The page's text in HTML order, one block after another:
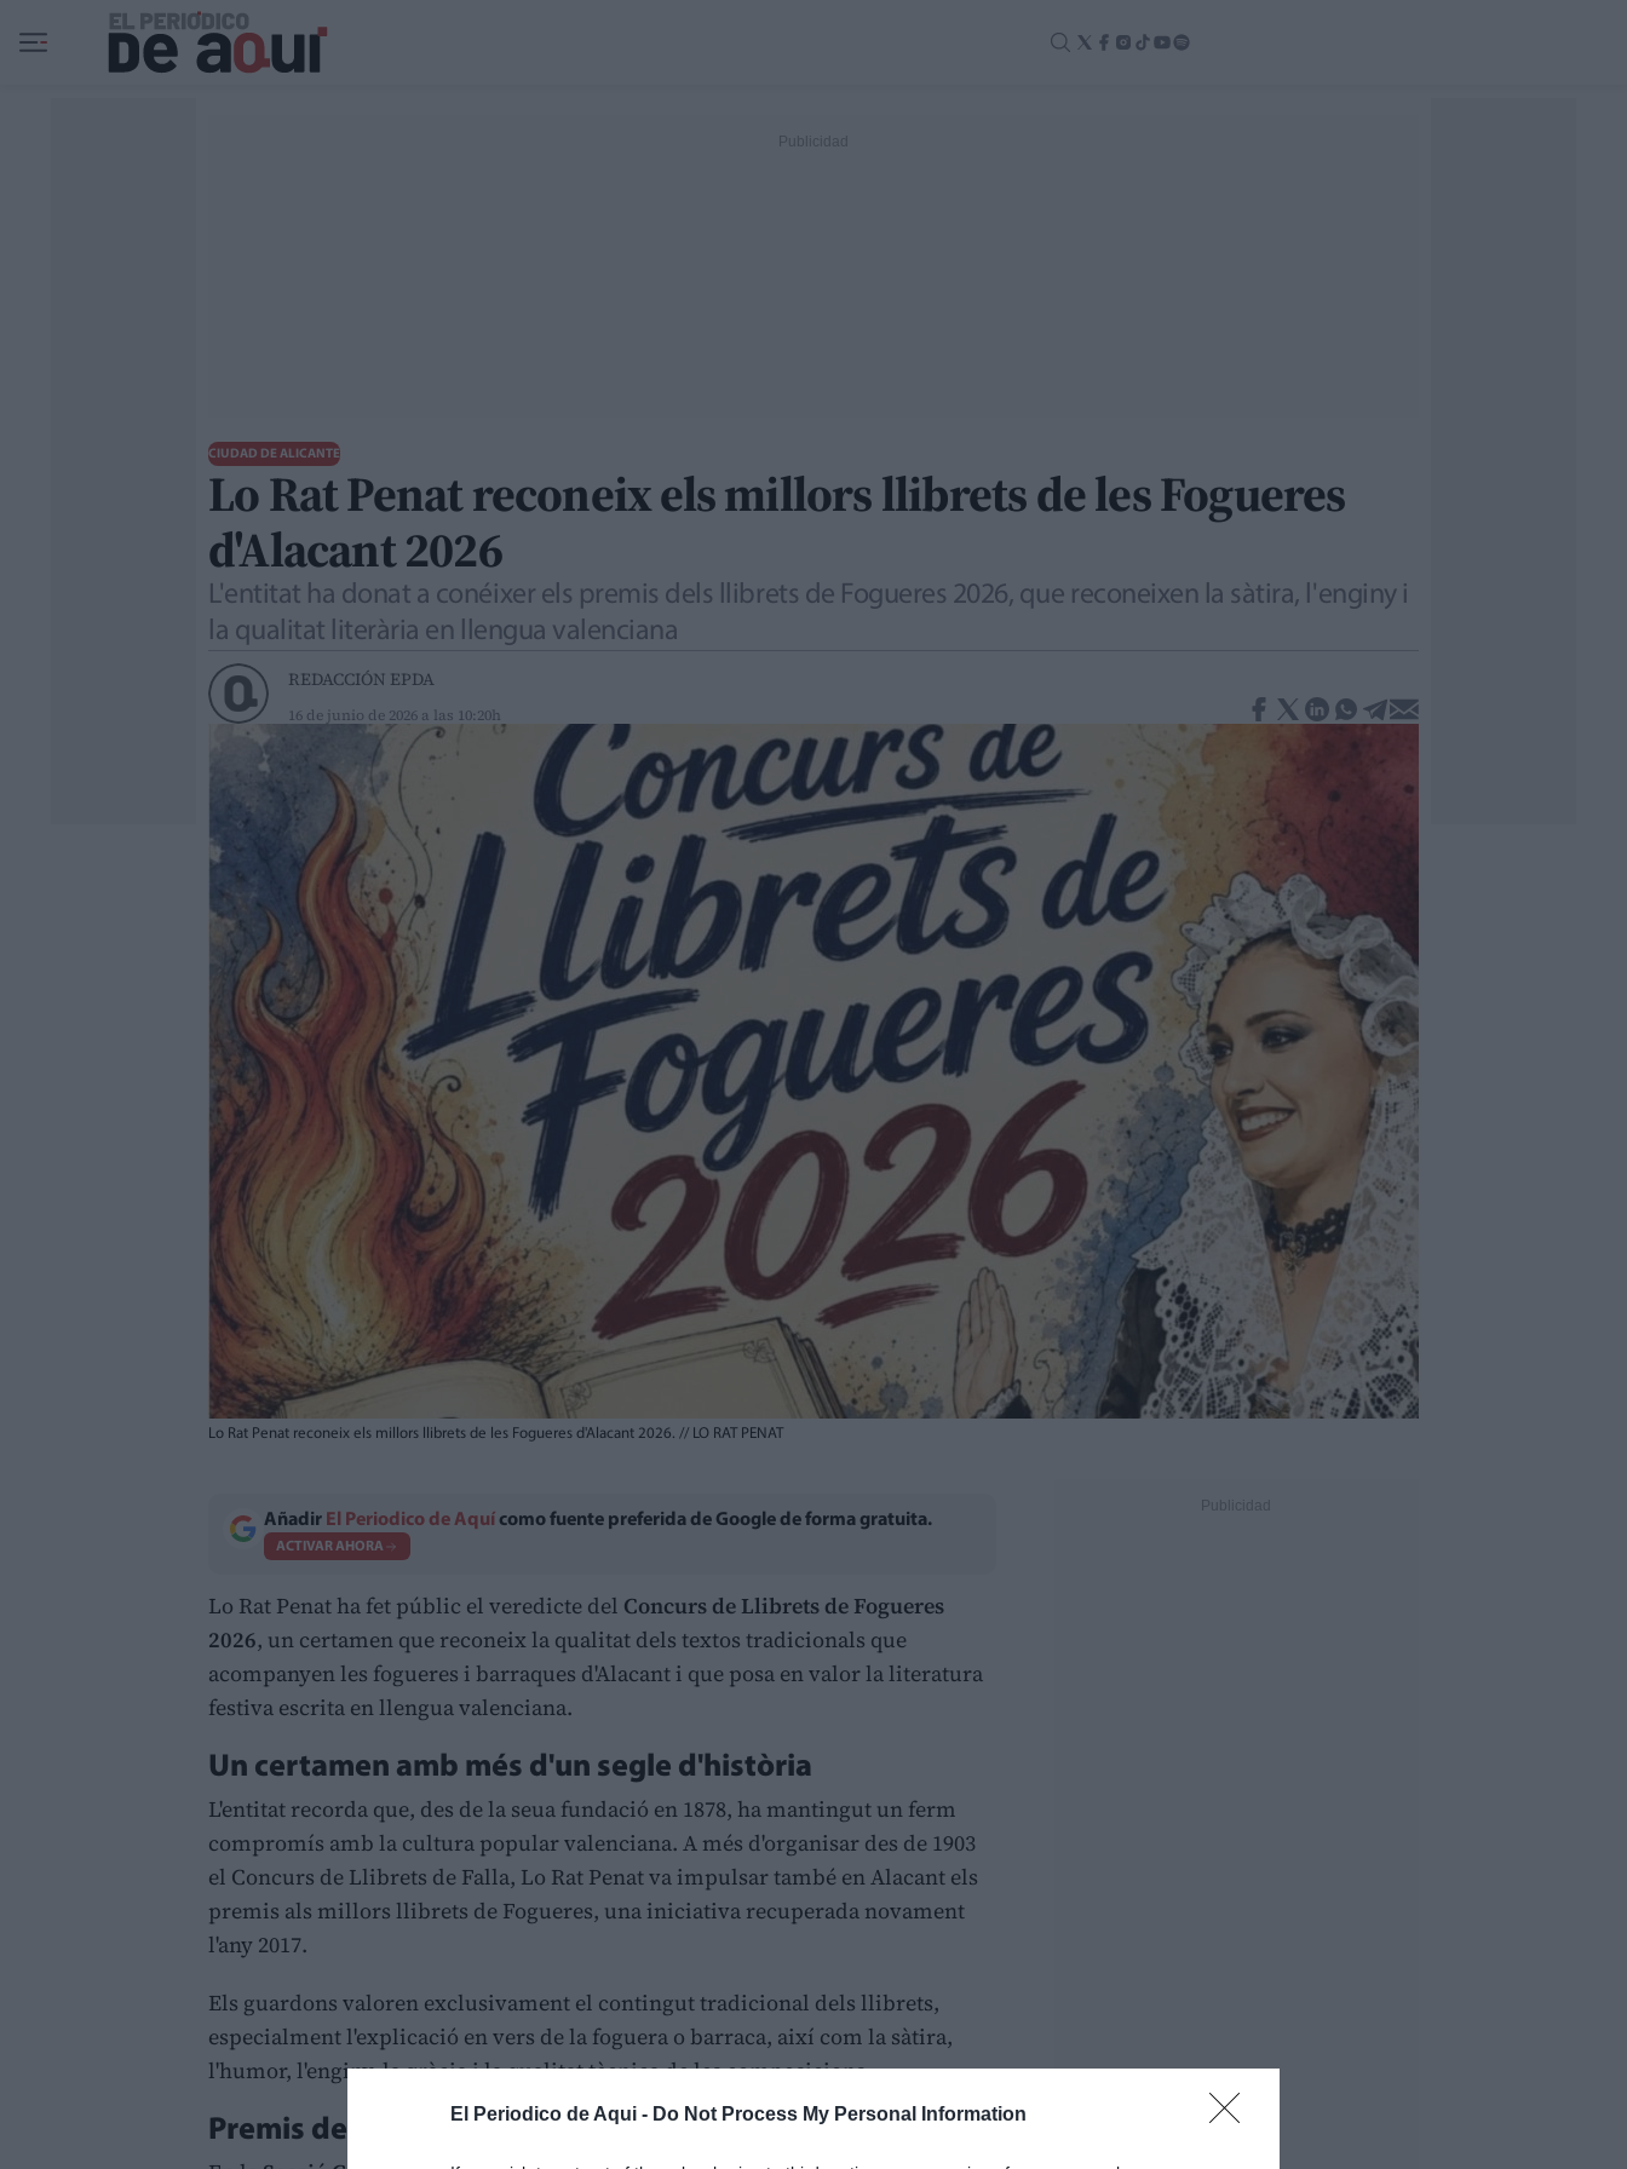
El Periodico de Aqui - Do Not Process My Personal Information
Ir al contenido principal
CIUDAD DE ALICANTE
Lo Rat Penat reconeix els millors llibrets de les Fogueres
d'Alacant 2026
L'entitat ha donat a conéixer els premis dels llibrets de Fogueres 2026, que reconeixen la sàtira, l'enginy i
la qualitat literària en llengua valenciana
REDACCIÓN EPDA
16 de junio de 2026 a las 10:20h
Lo Rat Penat reconeix els millors llibrets de les Fogueres d'Alacant 2026. // LO RAT PENAT
Añadir El Periodico de Aquí como fuente preferida de Google de forma gratuita.
ACTIVAR AHORA
Lo Rat Penat ha fet públic el veredicte del Concurs de Llibrets de Fogueres
2026, un certamen que reconeix la qualitat dels textos tradicionals que
acompanyen les fogueres i barraques d'Alacant i que posa en valor la literatura
festiva escrita en llengua valenciana.
Un certamen amb més d'un segle d'història
L'entitat recorda que, des de la seua fundació en 1878, ha mantingut un ferm
compromís amb la cultura popular valenciana. A més d'organisar des de 1903
el Concurs de Llibrets de Falla, Lo Rat Penat va impulsar també en Alacant els
premis als millors llibrets de Fogueres, una iniciativa recuperada novament
l'any 2017.
Els guardons valoren exclusivament el contingut tradicional dels llibrets,
especialment l'explicació en vers de la foguera o barraca, així com la sàtira,
l'humor, l'enginy, la gràcia i la qualitat tècnica de les composicions.
Premis de la Secció General